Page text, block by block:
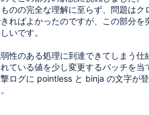
のの完全な理解に至らず、問題はク
ればよかったのですが、この部分
いです。
性のある処理に到達できてしまう仕
ている値を少し変更するパッチを当
ログに pointless と binja の文字が